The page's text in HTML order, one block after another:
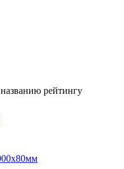
названию рейтингу